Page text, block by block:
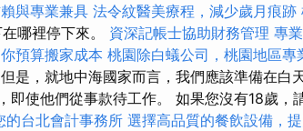
與專業兼具 法令紋醫美療程，減少歲月痕跡
哪裡停下來。 資深記帳士協助財務管理 專
預算搬家成本 桃園除白蟻公司，桃園地區專
但是，就地中海國家而言，我們應該準備在白
即使他們從事款待工作。 如果您沒有18歲，
的台北會計事務所 選擇高品質的餐飲設備，